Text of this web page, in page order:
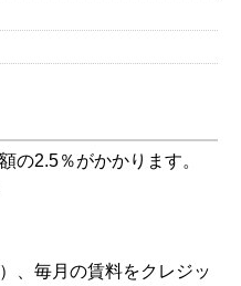
の2.5％がかかります。
、毎月の賃料をクレジッ